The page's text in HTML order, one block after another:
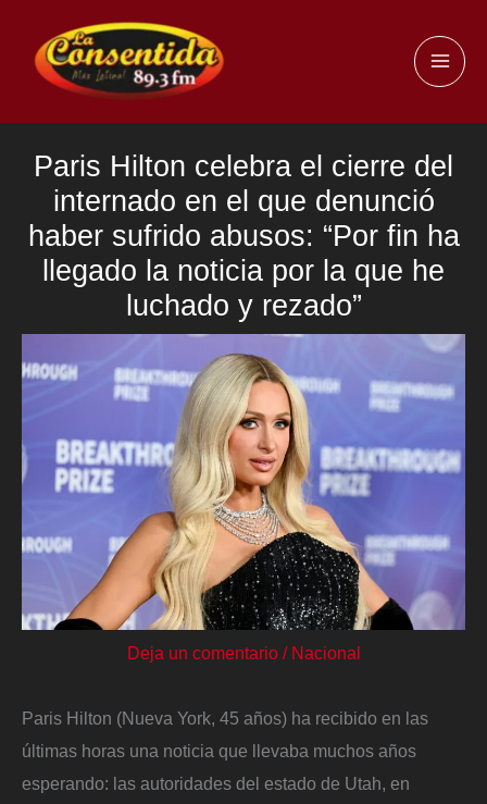
contenido
Paris Hilton celebra el cierre del
internado en el que denunció
haber sufrido abusos: “Por fin ha
llegado la noticia por la que he
luchado y rezado”
Deja un comentario / Nacional
Paris Hilton (Nueva York, 45 años) ha recibido en las
últimas horas una noticia que llevaba muchos años
esperando: las autoridades del estado de Utah, en